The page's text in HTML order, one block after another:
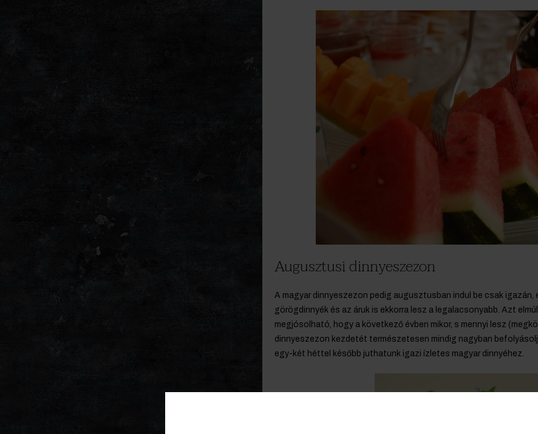
Augusztusi dinnyeszezon
A magyar dinnyeszezon pedig augusztusban indul be csak igazán,
görögdinnyék és az áruk is ekkorra lesz a legalacsonyabb. Azt
megjósolható, hogy a következő évben mikor, s mennyi lesz
dinnyeszezon kezdetét természetesen mindig nagyban
egy-két héttel később juthatunk igazi ízletes magyar dinnyéhez.